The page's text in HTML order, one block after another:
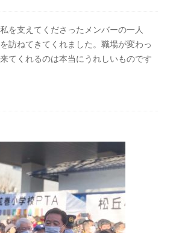
を支えてくださったメンバーの一人
訪ねてきてくれました。職場が変わっ
てくれるのは本当にうれしいものです